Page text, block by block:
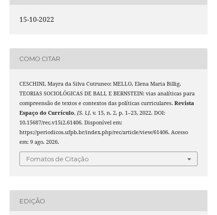
15-10-2022
COMO CITAR
CESCHINI, Mayra da Silva Cutruneo; MELLO, Elena Maria Billig.
TEORIAS SOCIOLÓGICAS DE BALL E BERNSTEIN: vias analíticas para
compreensão de textos e contextos das políticas curriculares. Revista
Espaço do Currículo, [S. l.], v. 15, n. 2, p. 1–23, 2022. DOI:
10.15687/rec.v15i2.61406. Disponível em:
https://periodicos.ufpb.br/index.php/rec/article/view/61406. Acesso
em: 9 ago. 2026.
Fomatos de Citação
EDIÇÃO